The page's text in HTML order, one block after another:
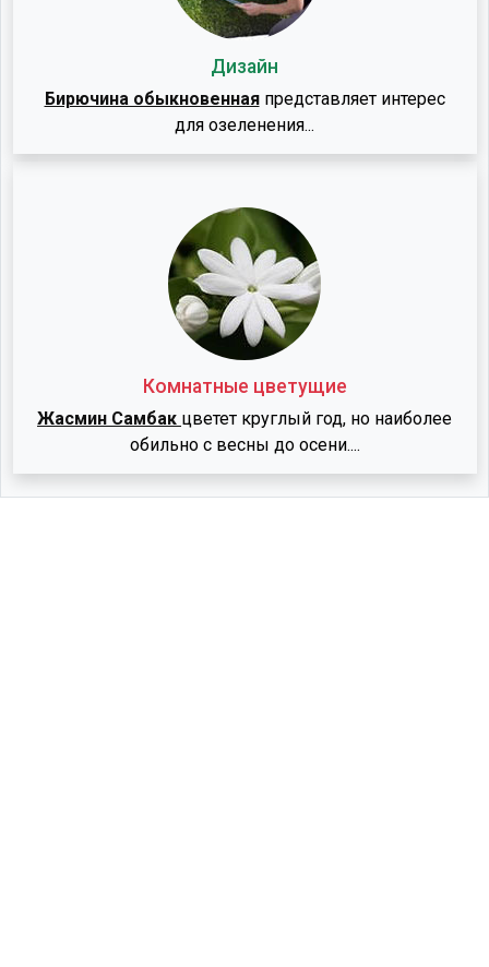
Дизайн
Бирючина обыкновеннаяпредставляет интерес
для озеленения...
Комнатные цветущие
Жасмин Самбак цветет круглый год, но наиболее
обильно с весны до осени....